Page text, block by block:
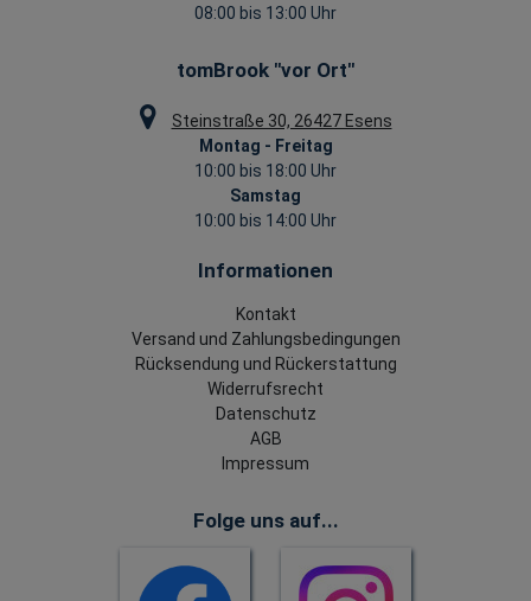
08:00 bis 13:00 Uhr
tomBrook "vor Ort"
Steinstraße 30, 26427 Esens
Montag - Freitag
10:00 bis 18:00 Uhr
Samstag
10:00 bis 14:00 Uhr
Informationen
Kontakt
Versand und Zahlungsbedingungen
Rücksendung und Rückerstattung
Widerrufsrecht
Datenschutz
AGB
Impressum
Folge uns auf...